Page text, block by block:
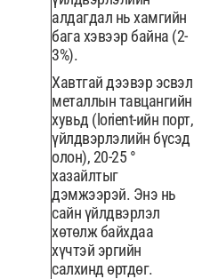
алдагдал нь хамгийн
бага хэвээр байна (2-
3%).
Хавтгай дээвэр эсвэл
металлын тавцангийн
хувьд (lorient-ийн порт,
үйлдвэрлэлийн бүсэд
олон), 20-25 °
хазайлтыг
дэмжээрэй. Энэ нь
сайн үйлдвэрлэл
хөтөлж байхдаа
хүчтэй эргийн
салхинд өртдөг.